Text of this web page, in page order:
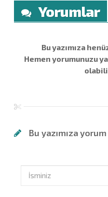
Yorumlar
Bu yazımıza
Hemen yorumunuzu
Bu yazımıza